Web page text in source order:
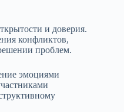
и доверия.
конфликтов,
проблем.
эмоциями